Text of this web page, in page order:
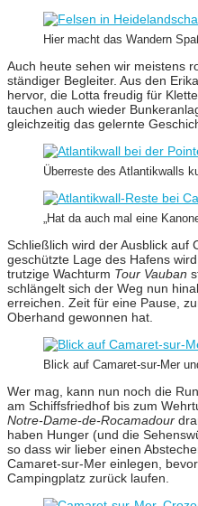
Hier macht das Wandern
Auch heute sehen wir meistens
ständiger Begleiter. Aus den
hervor, die Lotta freudig für
tauchen auch wieder
gleichzeitig das gelernte
Überreste des Atlantikwalls
„Hat da auch mal eine
Schließlich wird der Ausblick auf
geschützte Lage des Hafens
trutzige Wachturm Tour Vauban
schlängelt sich der Weg nun
erreichen. Zeit für eine Pause,
Oberhand gewonnen hat.
Blick auf Camaret-sur-Mer
Wer mag, kann nun noch die
am Schiffsfriedhof bis zum
Notre-Dame-de-Rocamadour
haben Hunger (und die
so dass wir lieber einen
Camaret-sur-Mer einlegen,
Campingplatz zurück laufen.